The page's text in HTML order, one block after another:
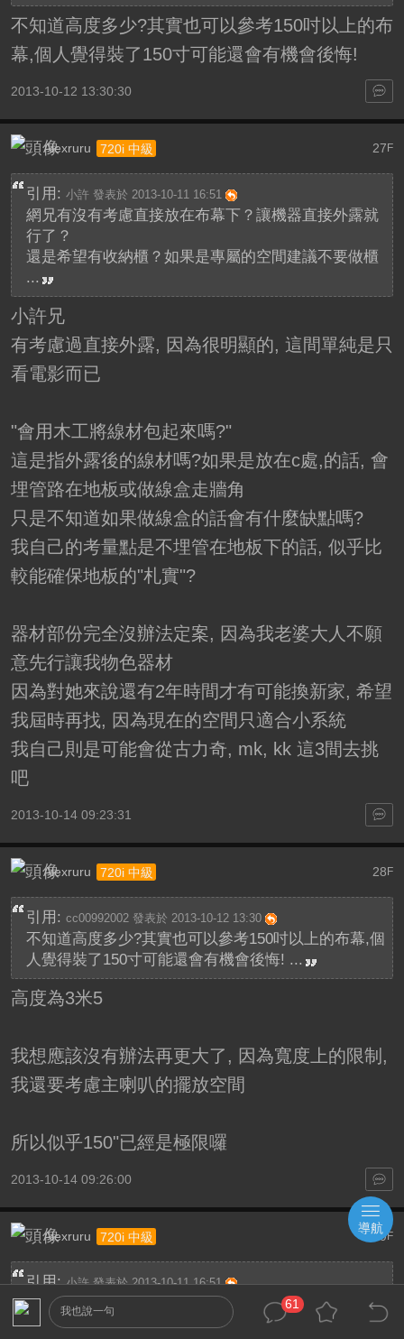
不知道高度多少?其實也可以參考150吋以上的布
幕,個人覺得裝了150寸可能還會有機會後悔!
2013-10-12 13:30:30
27 F
Alexruru 720i 中級
引用: 小許 發表於 2013-10-11 16:51
網兄有沒有考慮直接放在布幕下？讓機器直接外露就
行了？
還是希望有收納櫃？如果是專屬的空間建議不要做櫃
...
小許兄
有考慮過直接外露, 因為很明顯的, 這間單純是只
看電影而已
"會用木工將線材包起來嗎?"
這是指外露後的線材嗎?如果是放在c處,的話, 會
埋管路在地板或做線盒走牆角
只是不知道如果做線盒的話會有什麼缺點嗎?
我自己的考量點是不埋管在地板下的話, 似乎比
較能確保地板的"札實"?
器材部份完全沒辦法定案, 因為我老婆大人不願
意先行讓我物色器材
因為對她來說還有2年時間才有可能換新家, 希望
我屆時再找, 因為現在的空間只適合小系統
我自己則是可能會從古力奇, mk, kk 這3間去挑
吧
2013-10-14 09:23:31
28 F
Alexruru 720i 中級
引用: cc00992002 發表於 2013-10-12 13:30
不知道高度多少?其實也可以參考150吋以上的布幕,個
人覺得裝了150寸可能還會有機會後悔! ...
高度為3米5
我想應該沒有辦法再更大了, 因為寬度上的限制,
我還要考慮主喇叭的擺放空間
所以似乎150"已經是極限囉
2013-10-14 09:26:00
29F
Alexruru 720i 中級
引用:小許 發表於 2013-10-11 16:51
網兄有沒有考慮直接放在布幕下？讓機器直接外露就
行了？
我也說一句
61
導航